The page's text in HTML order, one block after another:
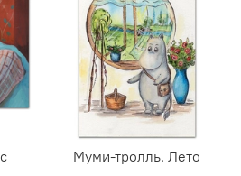
Муми-тролль. Лето